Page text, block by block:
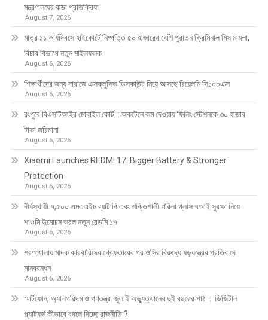
মন্ত্রণালয়ের কড়া প্রতিক্রিয়া
August 7, 2026
মাত্র ১১ কার্যদিবসে হাইকোর্টে নিষ্পত্তি ৫০ হাজারের বেশি পুরাতন ক্রিমিনাল মিস মামলা,
বিচার বিভাগে নতুন মাইলফলক
August 6, 2026
শিক্ষার্থীদের জন্য দারাজে এক্সক্লুসিভ ডিসকাউন্ট নিয়ে আসছে রিয়েলমি সি১০০এক্স
August 6, 2026
রংপুরে বিএসটিআইর মোবাইল কোর্ট : অকটেনে কম দেওয়ায় ফিলিং স্টেশনকে ৩০ হাজার
টাকা জরিমানা
August 6, 2026
Xiaomi Launches REDMI 17: Bigger Battery & Stronger
Protection
August 6, 2026
দীর্ঘস্থায়ী ৭,৫০০ এমএএইচ ব্যাটারি এবং শক্তিশালী গরিলা গ্লাস ৭আই সুরক্ষা নিয়ে
শাওমি উন্মোচন করল নতুন রেডমি ১৭
August 6, 2026
শরণখোলায় মাদক কারবারিদের গ্রেফতারের পর ওসির বিরুদ্ধে ষড়যন্ত্রের প্রতিবাদে
মানববন্ধন
August 6, 2026
স্মার্টফোন, অ্যালগরিদম ও গণতন্ত্র: জুলাই অভ্যুত্থানের দুই বছরের পাঠ : ডিজিটাল
প্ল্যাটফর্ম কীভাবে বদলে দিচ্ছে রাজনীতি ?